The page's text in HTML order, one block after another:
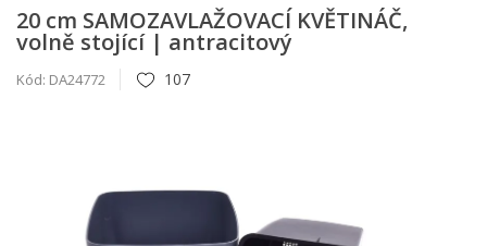
20 cm SAMOZAVLAŽOVACÍ KVĚTINÁČ,
volně stojící | antracitový
Kód: DA24772 107